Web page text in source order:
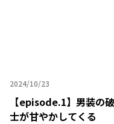
2024/10/23
2024年10月23日
【episode.1】 男装の
士が甘やかしてくる